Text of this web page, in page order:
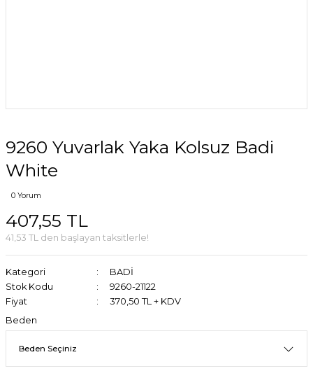
9260 Yuvarlak Yaka Kolsuz Badi
White
0 Yorum
407,55 TL
41,53 TL den başlayan taksitlerle!
Kategori
BADİ
Stok Kodu
9260-21122
Fiyat
370,50 TL + KDV
Beden